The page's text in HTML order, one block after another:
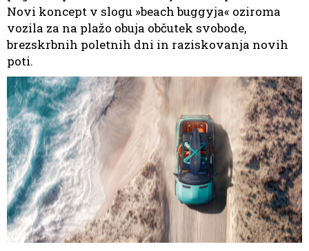
Novi koncept v slogu »beach buggyja« oziroma
vozila za na plažo obuja občutek svobode,
brezskrbnih poletnih dni in raziskovanja novih
poti.